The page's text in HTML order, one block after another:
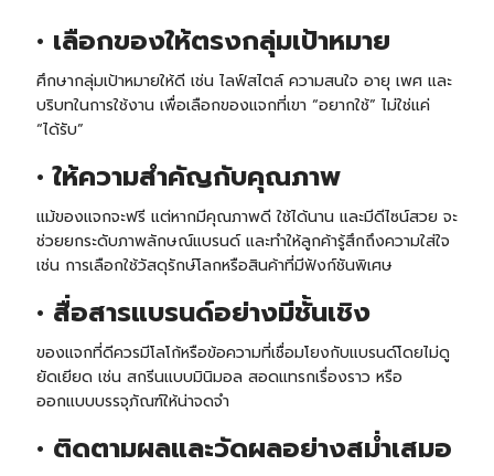
• เลือกของให้ตรงกลุ่มเป้าหมาย
ศึกษากลุ่มเป้าหมายให้ดี เช่น ไลฟ์สไตล์ ความสนใจ อายุ เพศ และ
บริบทในการใช้งาน เพื่อเลือกของแจกที่เขา “อยากใช้” ไม่ใช่แค่
“ได้รับ”
• ให้ความสำคัญกับคุณภาพ
แม้ของแจกจะฟรี แต่หากมีคุณภาพดี ใช้ได้นาน และมีดีไซน์สวย จะ
ช่วยยกระดับภาพลักษณ์แบรนด์ และทำให้ลูกค้ารู้สึกถึงความใส่ใจ
เช่น การเลือกใช้วัสดุรักษ์โลกหรือสินค้าที่มีฟังก์ชันพิเศษ
• สื่อสารแบรนด์อย่างมีชั้นเชิง
ของแจกที่ดีควรมีโลโก้หรือข้อความที่เชื่อมโยงกับแบรนด์โดยไม่ดู
ยัดเยียด เช่น สกรีนแบบมินิมอล สอดแทรกเรื่องราว หรือ
ออกแบบบรรจุภัณฑ์ให้น่าจดจำ
• ติดตามผลและวัดผลอย่างสม่ำเสมอ